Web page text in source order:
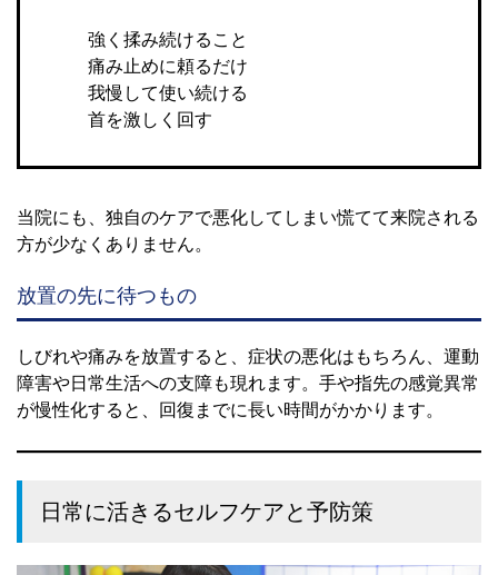
強く揉み続けること
痛み止めに頼るだけ
我慢して使い続ける
首を激しく回す
当院にも、独自のケアで悪化してしまい慌てて来院される
方が少なくありません。
放置の先に待つもの
しびれや痛みを放置すると、症状の悪化はもちろん、運動
障害や日常生活への支障も現れます。手や指先の感覚異常
が慢性化すると、回復までに長い時間がかかります。
日常に活きるセルフケアと予防策